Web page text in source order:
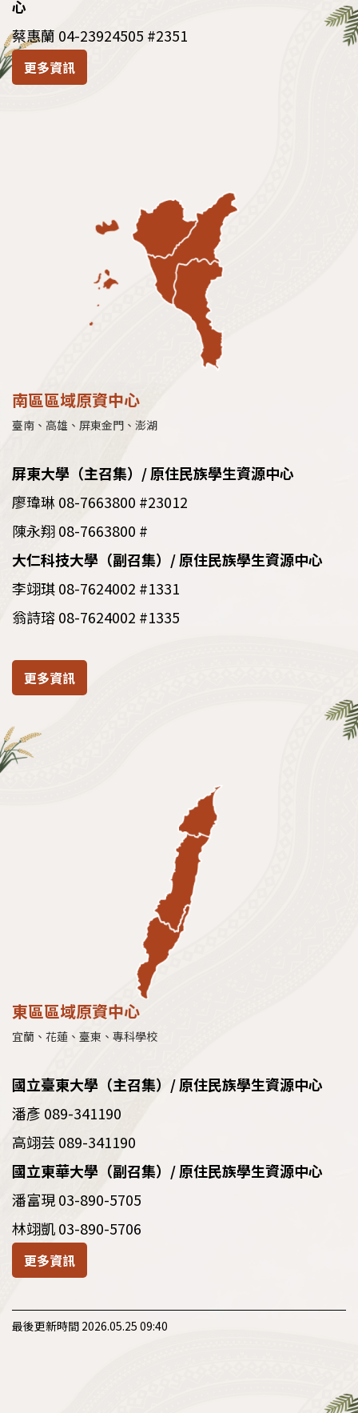
心
蔡惠蘭 04-23924505 #2351
更多資訊
南區區域原資中心
臺南、高雄、屏東金門、澎湖
屏東大學（主召集）/ 原住民族學生資源中心
廖瑋琳 08-7663800 #23012
陳永翔 08-7663800 #
大仁科技大學（副召集）/ 原住民族學生資源中心
李翊琪 08-7624002 #1331
翁詩瑢 08-7624002 #1335
更多資訊
東區區域原資中心
宜蘭、花蓮、臺東、專科學校
國立臺東大學（主召集）/ 原住民族學生資源中心
潘彥 089-341190
高翊芸 089-341190
國立東華大學（副召集）/ 原住民族學生資源中心
潘富現 03-890-5705
林翊凱 03-890-5706
更多資訊
最後更新時間 2026.05.25 09:40